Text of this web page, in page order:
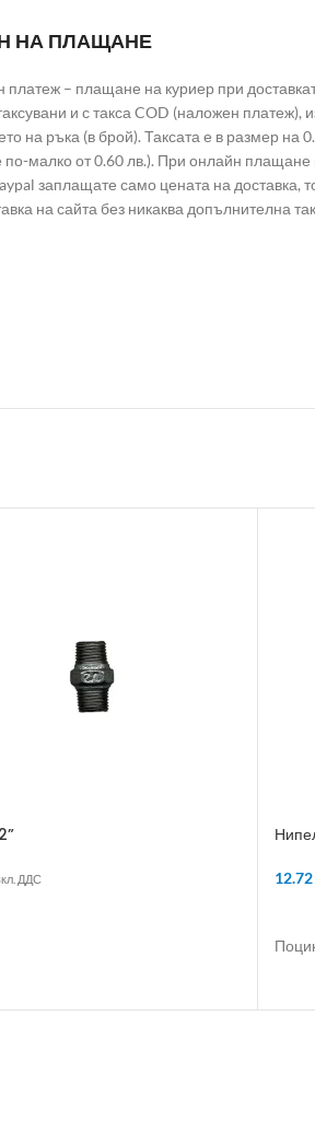
НА ПЛАЩАНЕ
платеж – плащане на куриер при
и с такса COD (наложен платеж),
на ръка (в брой). Таксата е в размер на
по-малко от 0.60 лв.). При онлайн
заплащате само цената на доставка,
на сайта без никаква допълнителна
ДДС 12.72